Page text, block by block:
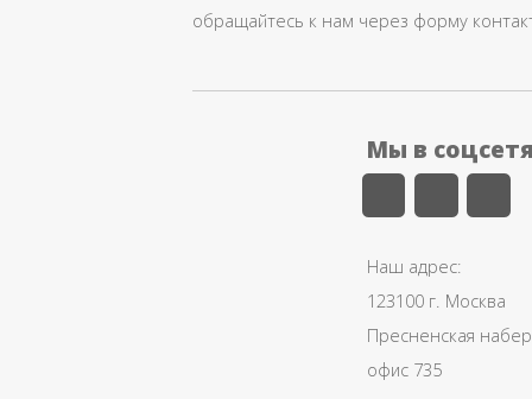
обращайтесь к нам через форму
Мы в
Наш адрес:
123100 г. Москва
Пресненская
офис 735